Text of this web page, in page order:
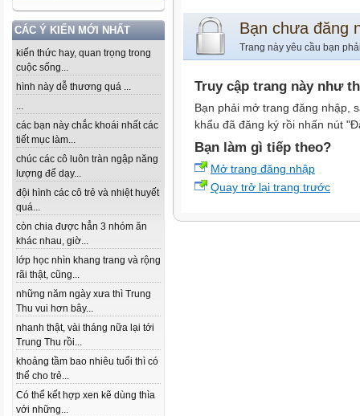
CÁC Ý KIẾN MỚI NHẤT
kiến thức hay, quan trọng trong
cuộc sống...
hình này dễ thương quá ...
...
các bạn này chắc khoái nhất các
tiết mục làm...
chúc các cô luôn tràn ngập năng
lượng để dạy...
đội hình các cô trẻ và nhiệt huyết
quá...
còn chia được hẳn 3 nhóm ăn
khác nhau, giờ...
lớp học nhìn khang trang và rộng
rãi thật, cũng...
những năm ngày xưa thì Trung
Thu vui hơn bây...
nhanh thật, vài tháng nữa lại tới
Trung Thu rồi...
khoảng tầm bao nhiêu tuổi thì có
thể cho trẻ...
Có thể kết hợp xen kẽ dùng thìa
với những...
Bạn chưa đăng
Trang này yêu cầu bạn
Truy cập trang này như
Bạn phải mở trang đăng nhập,
khẩu đã đăng ký rồi nhấn nút
Bạn làm gì tiếp theo?
Mở trang đăng nhập
Quay trở lại trang trước